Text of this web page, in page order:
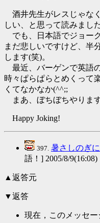
酒井先生がレスじゃな
しい、と思って読みまし
でも、日本語でジョー
まだ悲しいですけど、半
します(笑)。
最近、バーゲンで英語
時々ぱらぱらとめくって
くてなかなか(^^;;
まあ、ぼちぼちやります
Happy Joking!
397. 暑さしのぎに
語！] 2005/8/9(16:08)
▲返答元
▼返答
現在，このメッセ